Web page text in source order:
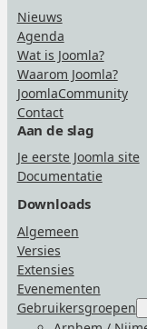
Nieuws
Agenda
Wat is Joomla?
Waarom Joomla?
JoomlaCommunity
Contact
Aan de slag
Je eerste Joomla site
Documentatie
Downloads
Algemeen
Versies
Extensies
Evenementen
Gebruikersgroepen